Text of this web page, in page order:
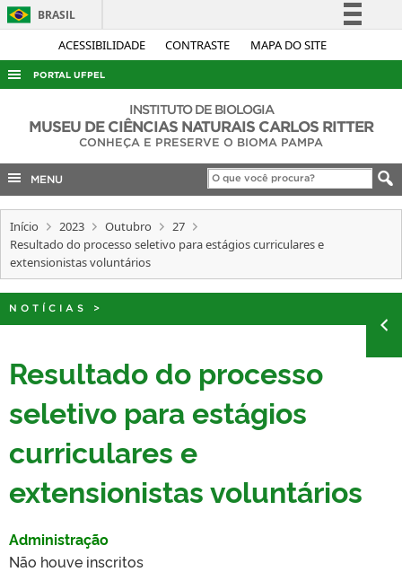
ACESSIBILIDADE CONTRASTE MAPA DO SITE
BRASIL
Simplifique!
Acesso à informação
Legislação
Canais
PORTAL UFPEL
ACESSO À INFORMAÇÃO
COBALTO
CONCURSOS
EDITAIS
INTERNACIONAL
INSTITUTO DE BIOLOGIA
MUSEU DE CIÊNCIAS NATURAIS CARLOS RITTER
CONHEÇA E PRESERVE O BIOMA PAMPA
MENU
Início 2023 Outubro
27
Resultado do processo seletivo para estágios curriculares e
extensionistas voluntários
NOTÍCIAS >
Resultado do processo
seletivo para estágios
curriculares e
extensionistas voluntários
Administração
Não houve inscritos